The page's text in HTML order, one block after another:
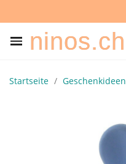
ninos.ch
Startseite Geschenkideen